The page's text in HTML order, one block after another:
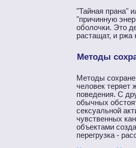
"Тайная прана"
"причинную
оболочки. Это
растащат, и ржа
Методы
Методы
человек теряет
поведения. С
обычных
сексуальной
чувственных
объектами
перегрузка -